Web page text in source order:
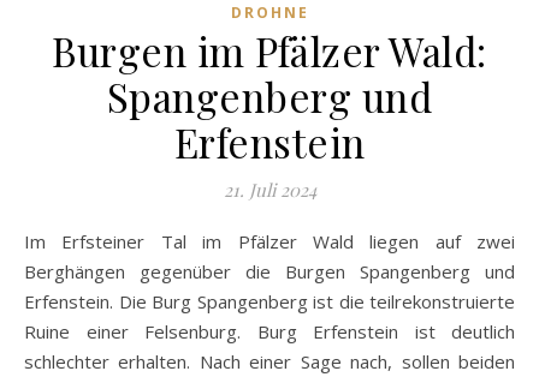
DROHNE
Burgen im Pfälzer Wald:
Spangenberg und
Erfenstein
21. Juli 2024
Im Erfsteiner Tal im Pfälzer Wald liegen auf zwei
Berghängen gegenüber die Burgen Spangenberg und
Erfenstein. Die Burg Spangenberg ist die teilrekonstruierte
Ruine einer Felsenburg. Burg Erfenstein ist deutlich
schlechter erhalten. Nach einer Sage nach, sollen beiden